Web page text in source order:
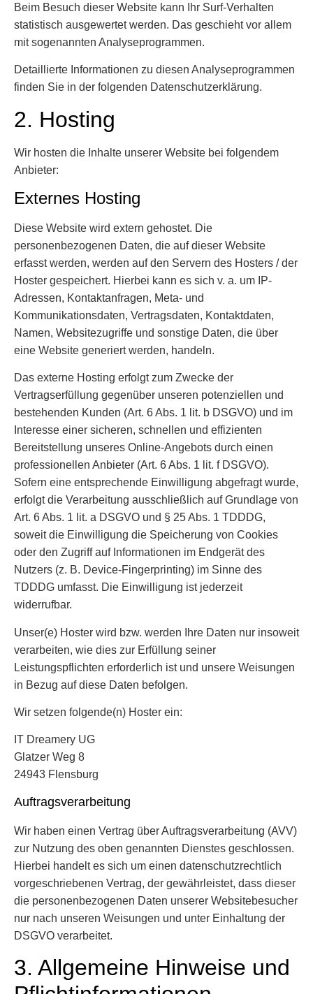
Beim Besuch dieser Website kann Ihr Surf-Verhalten
statistisch ausgewertet werden. Das geschieht vor allem
mit sogenannten Analyseprogrammen.
Detaillierte Informationen zu diesen Analyseprogrammen
finden Sie in der folgenden Datenschutzerklärung.
2. Hosting
Wir hosten die Inhalte unserer Website bei folgendem
Anbieter:
Externes Hosting
Diese Website wird extern gehostet. Die
personenbezogenen Daten, die auf dieser Website
erfasst werden, werden auf den Servern des Hosters / der
Hoster gespeichert. Hierbei kann es sich v. a. um IP-
Adressen, Kontaktanfragen, Meta- und
Kommunikationsdaten, Vertragsdaten, Kontaktdaten,
Namen, Websitezugriffe und sonstige Daten, die über
eine Website generiert werden, handeln.
Das externe Hosting erfolgt zum Zwecke der
Vertragserfüllung gegenüber unseren potenziellen und
bestehenden Kunden (Art. 6 Abs. 1 lit. b DSGVO) und im
Interesse einer sicheren, schnellen und effizienten
Bereitstellung unseres Online-Angebots durch einen
professionellen Anbieter (Art. 6 Abs. 1 lit. f DSGVO).
Sofern eine entsprechende Einwilligung abgefragt wurde,
erfolgt die Verarbeitung ausschließlich auf Grundlage von
Art. 6 Abs. 1 lit. a DSGVO und § 25 Abs. 1 TDDDG,
soweit die Einwilligung die Speicherung von Cookies
oder den Zugriff auf Informationen im Endgerät des
Nutzers (z. B. Device-Fingerprinting) im Sinne des
TDDDG umfasst. Die Einwilligung ist jederzeit
widerrufbar.
Unser(e) Hoster wird bzw. werden Ihre Daten nur insoweit
verarbeiten, wie dies zur Erfüllung seiner
Leistungspflichten erforderlich ist und unsere Weisungen
in Bezug auf diese Daten befolgen.
Wir setzen folgende(n) Hoster ein:
IT Dreamery UG
Glatzer Weg 8
24943 Flensburg
Auftragsverarbeitung
Wir haben einen Vertrag über Auftragsverarbeitung (AVV)
zur Nutzung des oben genannten Dienstes geschlossen.
Hierbei handelt es sich um einen datenschutzrechtlich
vorgeschriebenen Vertrag, der gewährleistet, dass dieser
die personenbezogenen Daten unserer Websitebesucher
nur nach unseren Weisungen und unter Einhaltung der
DSGVO verarbeitet.
3. Allgemeine Hinweise und